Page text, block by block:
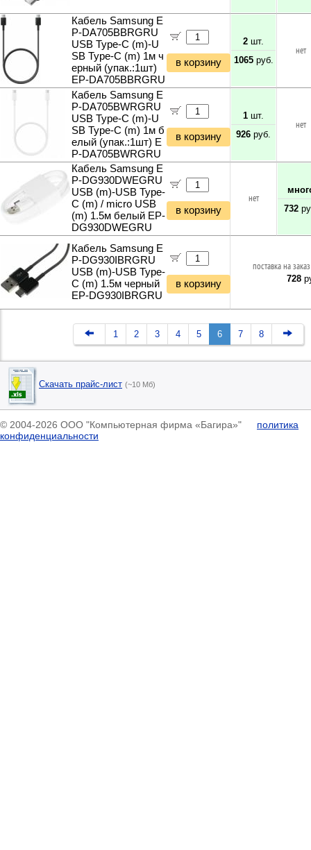
Кабель Samsung E
P-DA705BBRGRU
USB Type-C (m)-U
SB Type-C (m) 1м ч
ерный (упак.:1шт)
EP-DA705BBRGRU
в корзину
2 шт.
1065руб.
нет
Кабель Samsung E
P-DA705BWRGRU
USB Type-C (m)-U
SB Type-C (m) 1м б
елый (упак.:1шт) E
P-DA705BWRGRU
в корзину
1 шт.
926 руб.
нет
Кабель Samsung E
P-DG930DWEGRU
USB (m)-USB Type-
C (m) / micro USB
(m) 1.5м белый EP-
DG930DWEGRU
в корзину
нет
732
Кабель Samsung E
P-DG930IBRGRU
USB (m)-USB Type-
C (m) 1.5м черный
EP-DG930IBRGRU
в корзину
поставка на
728
1 2 3 4 5 6 7 8
Скачать прайс-лист (~10 Мб)
© 2004-2026 ООО "Компьютерная фирма «Багира»" политика
конфиденциальности